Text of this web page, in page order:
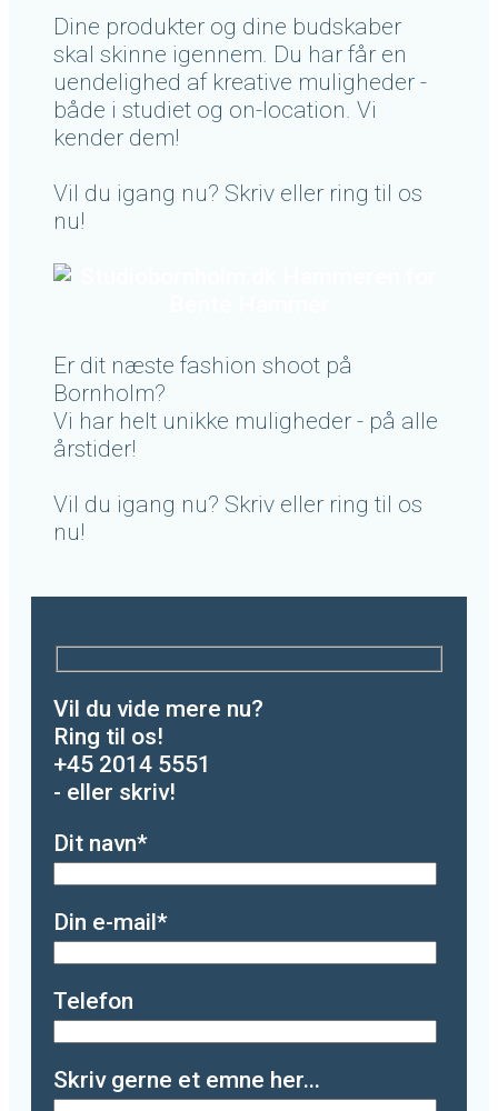
Dine produkter og dine budskaber
skal skinne igennem. Du har får en
uendelighed af kreative muligheder -
både i studiet og on-location. Vi
kender dem!
Vil du igang nu? Skriv eller ring til os
nu!
Er dit næste fashion shoot på
Bornholm?
Vi har helt unikke muligheder - på alle
årstider!
Vil du igang nu? Skriv eller ring til os
nu!
Vil du vide mere nu?
Ring til os!
+45 2014 5551
- eller skriv!
Dit navn*
Din e-mail*
Telefon
Please leave this field empty.
Skriv gerne et emne her...